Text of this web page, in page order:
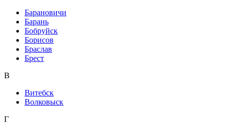
Барановичи
Барань
Бобруйск
Борисов
Браслав
Брест
В
Витебск
Волковыск
Г